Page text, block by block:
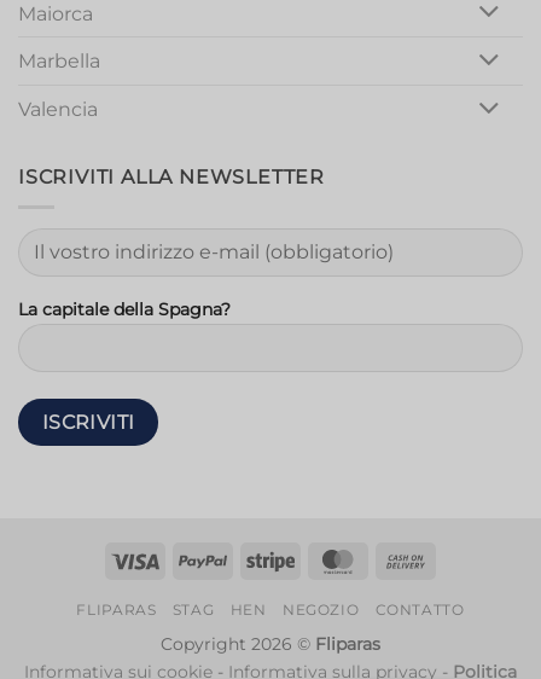
Maiorca
Marbella
Valencia
ISCRIVITI ALLA NEWSLETTER
La capitale della Spagna?
Visto PayPal Striscia MasterCard
consegna
FLIPARAS STAG HEN NEGOZIO CONTATTO
Copyright 2026 © Fliparas
Informativa sui cookie - Informativa sulla privacy - Politica